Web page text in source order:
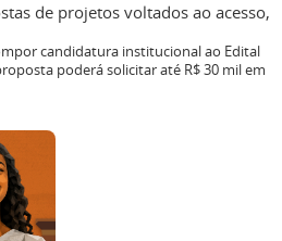
de projetos voltados ao acesso,
candidatura institucional ao Edital
poderá solicitar até R$ 30 mil em